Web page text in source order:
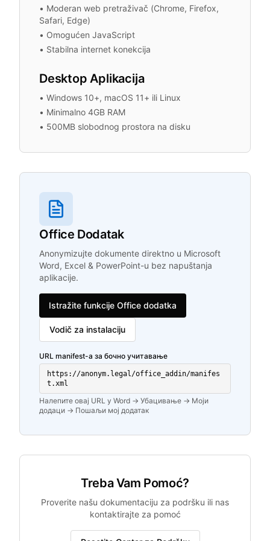
• Moderan web pretraživač (Chrome, Firefox,
Safari, Edge)
• Omogućen JavaScript
• Stabilna internet konekcija
Desktop Aplikacija
• Windows 10+, macOS 11+ ili Linux
• Minimalno 4GB RAM
• 500MB slobodnog prostora na disku
Office Dodatak
Anonymizujte dokumente direktno u Microsoft
Word, Excel & PowerPoint-u bez napuštanja
aplikacije.
Istražite funkcije Office dodatka
Vodič za instalaciju
URL manifest-а за бочно учитавање
https://anonym.legal/office_addin/manifes
t.xml
Налепите овај URL у Word → Убацивање → Моји
додаци → Пошаљи мој додатак
Treba Vam Pomoć?
Proverite našu dokumentaciju za podršku ili nas
kontaktirajte za pomoć